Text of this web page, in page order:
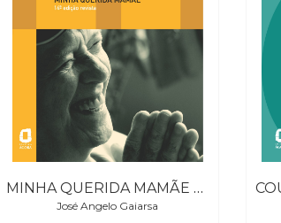
MINHA QUERIDA MAMÃE – 14ª EDIÇÃO REVISTA
José Angelo Gaiarsa